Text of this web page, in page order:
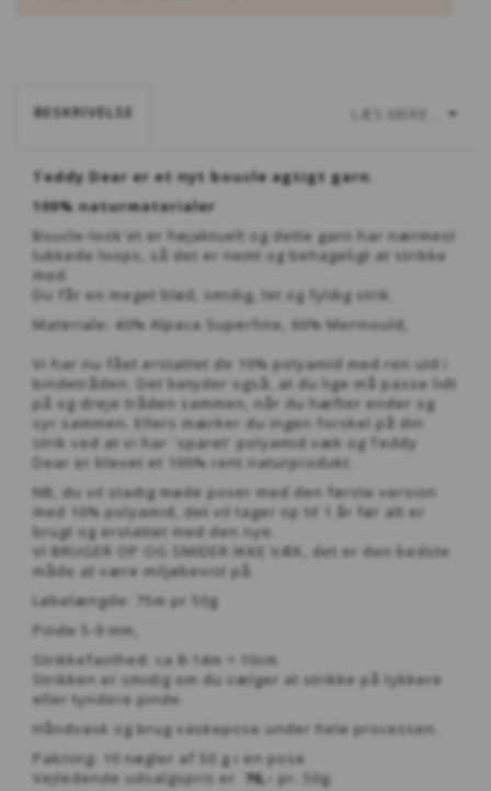
LÆS MERE...
BESKRIVELSE
Teddy Dear er et nyt boucle agtigt garn.
100% naturmaterialer
Boucle-look'et er højaktuelt og dette garn har nærmest
lukkede loops, så det er nemt og behageligt at strikke
med.
Du får en meget blød, smidig, let og fyldig strik.
Materiale: 40% Alpaca Superfine, 60% Merinould,
Vi har nu fået erstattet de 10% polyamid med ren uld i
bindetråden. Det betyder også, at du lige må passe lidt
på og dreje tråden sammen, når du hæfter ender og
syr sammen. Ellers mærker du ingen forskel på din
strik ved at vi har ´sparet' polyamid væk og Teddy
Dear er blevet et 100% rent naturprodukt.
NB, du vil stadig møde poser med den første version
med 10% polyamid, det vil tager op til 1 år før alt er
brugt og erstattet med den nye.
VI BRUGER OP OG SMIDER IKKE VÆK, det er den bedste
måde at være miljøbevist på.
Løbelængde: 75m pr 50g
Pinde 5-9 mm,
Strikkefasthed: ca 8-14m = 10cm
Strikken er smidig om du vælger at strikke på tykkere
eller tyndere pinde.
Håndvask og brug vaskepose under hele processen.
Pakning: 10 nøgler af 50 g i en pose
Vejledende udsalgspris er
76,- pr. 50g.